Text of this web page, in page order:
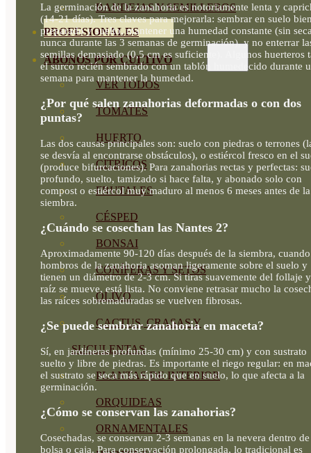
BANDEJAS Y SEMILLEROS
PROFESIONALES
ABONOS POR CULTIVO
VER TODOS
TOMATES
HUERTO
CÍTRICOS
FRUTALES
CÉSPED
BONSAI
CONÍFERAS Y SETOS
OLIVO
CACTUS, CRASAS Y
SUCULENTAS
PLANTAS DE INTERIOR
ORQUIDEAS
ORNAMENTALES
La germinación de la zanahoria es notoriamente lenta y
(14-21 días). Tres claves para mejorarla: sembrar en suelo
preparado y suelto, mantener una humedad constante (sin
nunca durante las 3 semanas de germinación), y no enterrar
semillas demasiado (0,5 cm es suficiente). Algunos huerteros
el surco recién sembrado con un tablón humedecido durante
semana para mantener la humedad.
¿Por qué salen zanahorias deformadas o con dos
puntas?
Las dos causas principales son: suelo con piedras o terrones
se desvía al encontrarse obstáculos), o estiércol fresco en el
(produce bifurcaciones). Para zanahorias rectas y perfectas:
profundo, suelto, tamizado si hace falta, y abonado solo con
compost o estiércol muy maduro al menos 6 meses antes de la
siembra.
¿Cuándo se cosechan las Nantes 2?
Aproximadamente 90-120 días después de la siembra,
hombros de la zanahoria asoman ligeramente sobre el suelo y
tienen un diámetro de 2-3 cm. Si tiras suavemente del follaje
raíz se mueve, está lista. No conviene retrasar mucho la
las raíces sobremaduradas se vuelven fibrosas.
¿Se puede sembrar zanahoria en maceta?
Sí, en jardineras profundas (mínimo 25-30 cm) y con sustrato
suelto y libre de piedras. Es importante el riego regular: en
el sustrato se seca más rápido que en suelo, lo que afecta a la
germinación.
¿Cómo se conservan las zanahorias?
Cosechadas, se conservan 2-3 semanas en la nevera dentro de
bolsa o caja. Para conservación prolongada, lo tradicional es